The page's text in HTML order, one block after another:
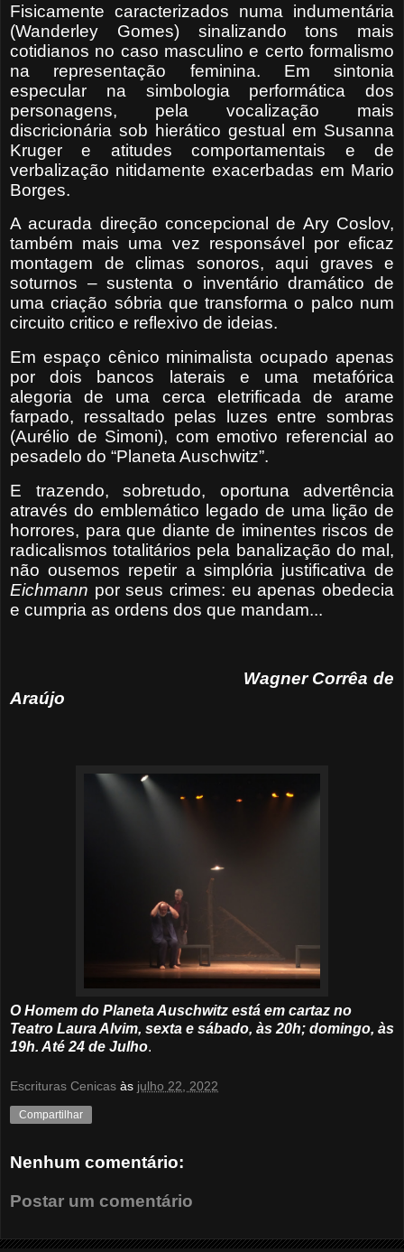
Fisicamente caracterizados numa indumentária
(Wanderley Gomes) sinalizando tons mais
cotidianos no caso masculino e certo formalismo
na representação feminina. Em sintonia
especular na simbologia performática dos
personagens, pela vocalização mais
discricionária sob hierático gestual em Susanna
Kruger e atitudes comportamentais e de
verbalização nitidamente exacerbadas em Mario
Borges.
A acurada direção concepcional de Ary Coslov,
também mais uma vez responsável por eficaz
montagem de climas sonoros, aqui graves e
soturnos – sustenta o inventário dramático de
uma criação sóbria que transforma o palco num
circuito critico e reflexivo de ideias.
Em espaço cênico minimalista ocupado apenas
por dois bancos laterais e uma metafórica
alegoria de uma cerca eletrificada de arame
farpado, ressaltado pelas luzes entre sombras
(Aurélio de Simoni), com emotivo referencial ao
pesadelo do “Planeta Auschwitz”.
E trazendo, sobretudo, oportuna advertência
através do emblemático legado de uma lição de
horrores, para que diante de iminentes riscos de
radicalismos totalitários pela banalização do mal,
não ousemos repetir a simplória justificativa de
Eichmann por seus crimes: eu apenas obedecia
e cumpria as ordens dos que mandam...
Wagner Corrêa de
Araújo
O Homem do Planeta Auschwitz está em cartaz no
Teatro Laura Alvim, sexta e sábado, às 20h; domingo, às
19h. Até 24 de Julho.
Escrituras Cenicas às julho 22, 2022
Compartilhar
Nenhum comentário:
Postar um comentário